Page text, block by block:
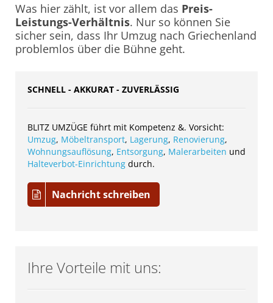
Was hier zählt, ist vor allem das Preis-
Leistungs-Verhältnis. Nur so können Sie
sicher sein, dass Ihr Umzug nach Griechenland
problemlos über die Bühne geht.
SCHNELL - AKKURAT - ZUVERLÄSSIG
BLITZ UMZÜGE führt mit Kompetenz &. Vorsicht:
Umzug, Möbeltransport, Lagerung, Renovierung,
Wohnungsauflösung, Entsorgung, Malerarbeiten und
Halteverbot-Einrichtung durch.
Nachricht schreiben
Ihre Vorteile mit uns: